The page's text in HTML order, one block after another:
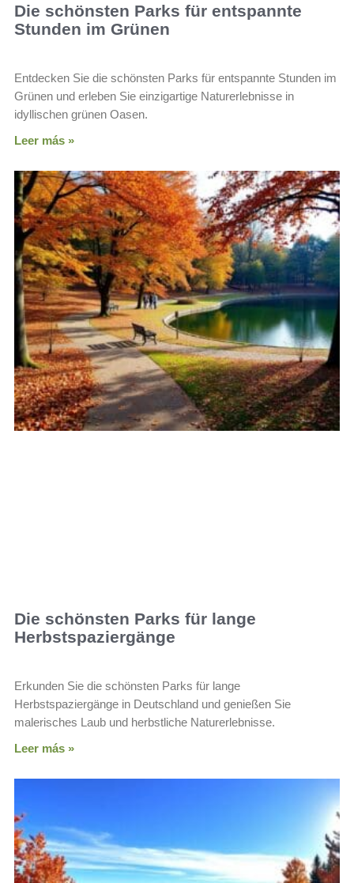
Die schönsten Parks für entspannte
Stunden im Grünen
Entdecken Sie die schönsten Parks für entspannte Stunden im
Grünen und erleben Sie einzigartige Naturerlebnisse in
idyllischen grünen Oasen.
Leer más »
Die schönsten Parks für lange
Herbstspaziergänge
Erkunden Sie die schönsten Parks für lange
Herbstspaziergänge in Deutschland und genießen Sie
malerisches Laub und herbstliche Naturerlebnisse.
Leer más »